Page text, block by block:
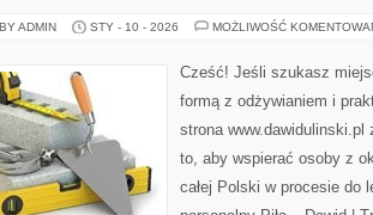
ADMIN STY - 10 - 2026 MOŻLIWOŚĆ
Cześć! Jeśli szukasz
formą z odżywianiem i
strona www.dawidulinski.pl
to, aby wspierać osoby z
całej Polski w procesie do